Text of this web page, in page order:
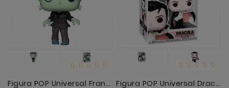
Figura POP Universal Frankenstein Figura POP Universal Dracula